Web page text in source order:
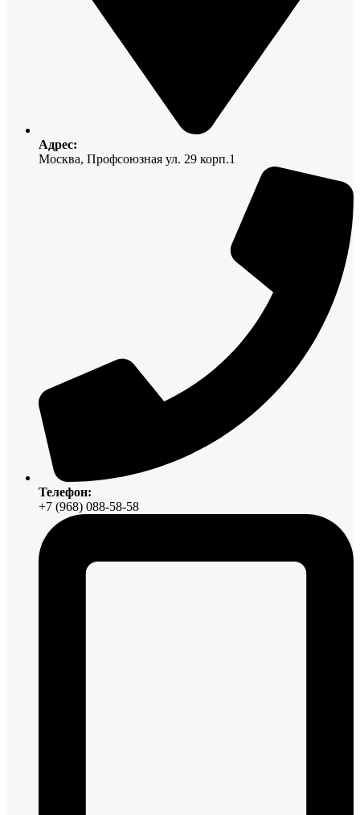
Адрес:
Москва, Профсоюзная ул. 29 корп.1
Телефон:
+7 (968) 088-58-58